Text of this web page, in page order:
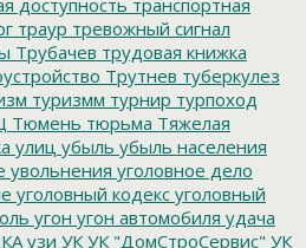
траур тревожный сигнал
Трубачев трудовая книжка
Трутнев туберкулез
туризмм турнир турпоход
Тюмень тюрьма Тяжелая
улиц убыль убыль населения
увольнения уголовное дело
уголовный кодекс уголовный
угон угон автомобиля удача
узи УК УК "ДомСтроСервис" УК